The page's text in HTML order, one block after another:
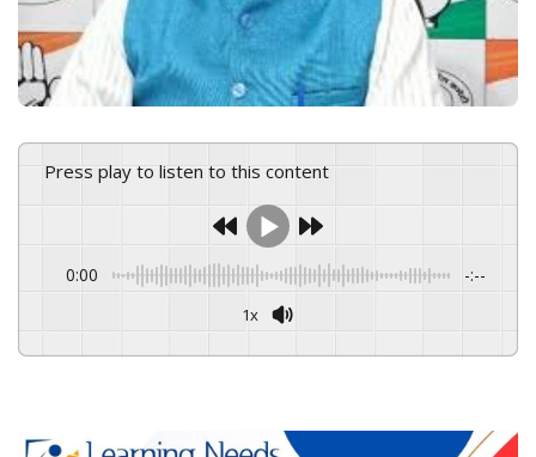
Press play to listen to this content
0:00 -:--
1x